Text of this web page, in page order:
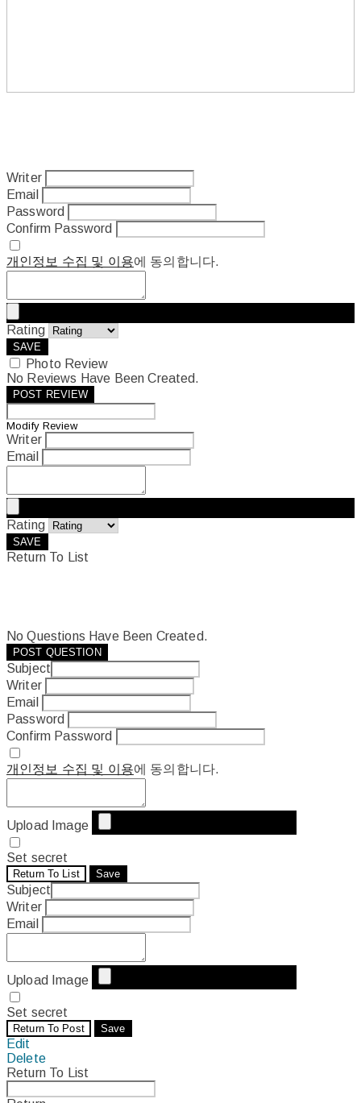
Writer
Email
Password
Confirm Password
개인정보 수집 및 이용에 동의합니다.
Rating
SAVE
Photo Review
No Reviews Have Been Created.
POST REVIEW
Modify Review
Writer
Email
Rating
SAVE
Return To List
No Questions Have Been Created.
POST QUESTION
Subject
Writer
Email
Password
Confirm Password
개인정보 수집 및 이용에 동의합니다.
Upload Image
Set secret
Return To List Save
Subject
Writer
Email
Upload Image
Set secret
Return To Post Save
Edit
Delete
Return To List